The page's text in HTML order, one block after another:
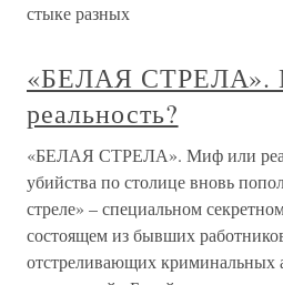
стыке разных
«БЕЛАЯ СТРЕЛА».
реальность?
«БЕЛАЯ СТРЕЛА». Миф или
убийства по столице вновь
стреле» – специальном
состоящем из бывших
отстреливающих криминальных